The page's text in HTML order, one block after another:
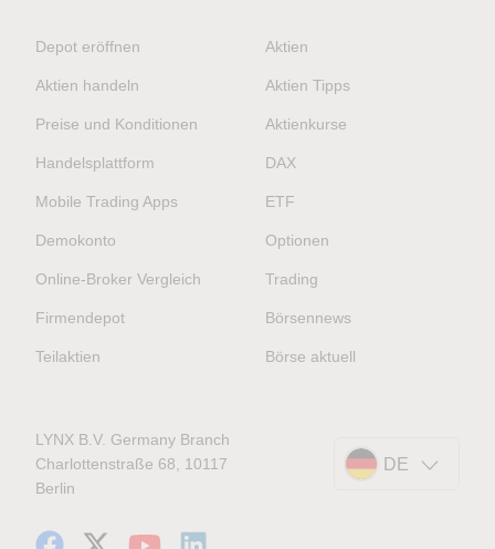
Depot eröffnen
Aktien handeln
Preise und Konditionen
Handelsplattform
Mobile Trading Apps
Demokonto
Online-Broker Vergleich
Firmendepot
Teilaktien
Aktien
Aktien Tipps
Aktienkurse
DAX
ETF
Optionen
Trading
Börsennews
Börse aktuell
LYNX B.V. Germany Branch
Charlottenstraße 68, 10117
Berlin
DE